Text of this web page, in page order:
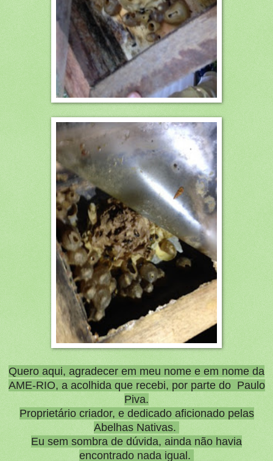
Quero aqui, agradecer em meu nome e em nome da
AME-RIO, a acolhida que recebi, por parte do Paulo
Piva.
Proprietário criador, e dedicado aficionado pelas
Abelhas Nativas.
Eu sem sombra de dúvida, ainda não havia
encontrado nada igual.